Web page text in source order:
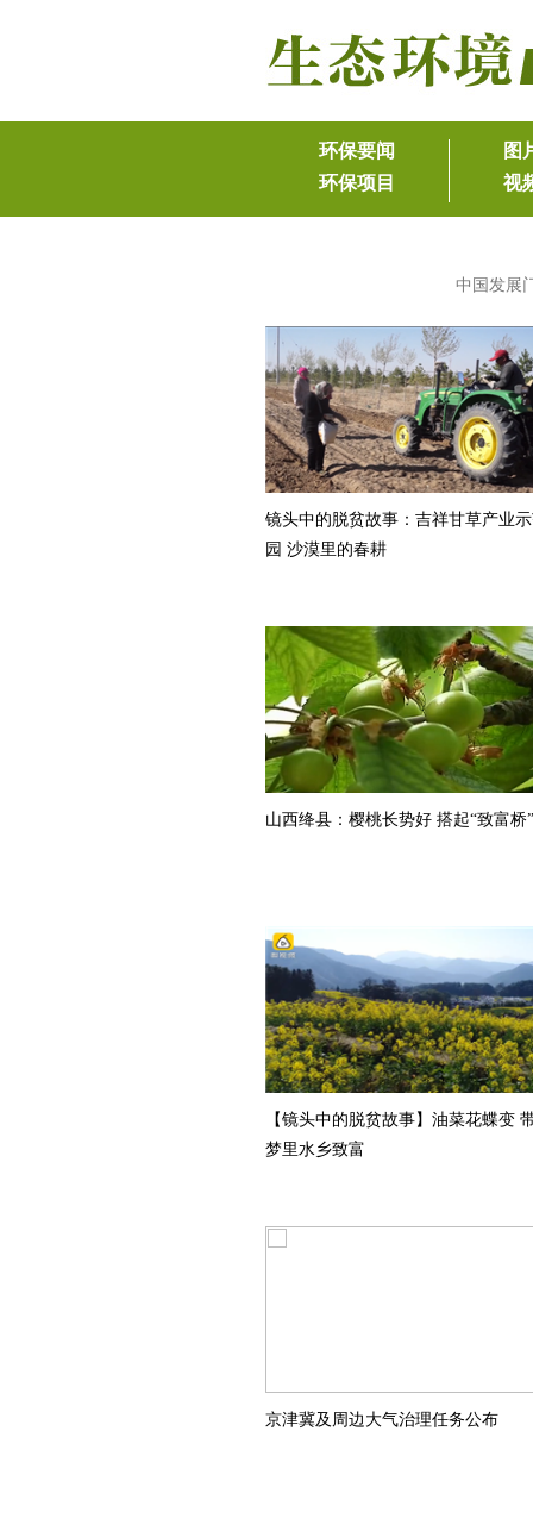
中国发展
镜头中的脱贫故事：吉祥甘草产业
园 沙漠里的春耕
山西绛县：樱桃长势好 搭起“致富桥”
【镜头中的脱贫故事】油菜花蝶变
梦里水乡致富
京津冀及周边大气治理任务公布